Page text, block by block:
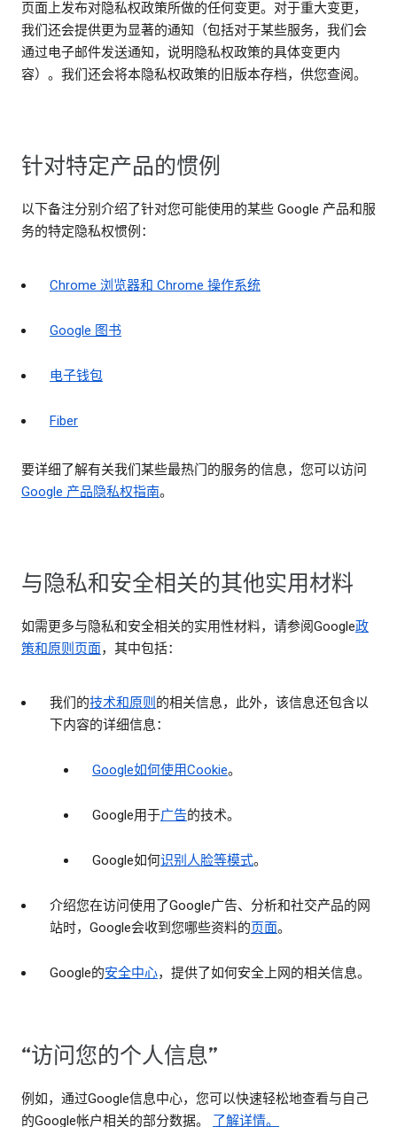
页面上发布对隐私权政策所做的任何变更。对于重大变更，
我们还会提供更为显著的通知（包括对于某些服务，我们会
通过电子邮件发送通知，说明隐私权政策的具体变更内
容）。我们还会将本隐私权政策的旧版本存档，供您查阅。
针对特定产品的惯例
以下备注分别介绍了针对您可能使用的某些 Google 产品和服
务的特定隐私权惯例：
Chrome 浏览器和 Chrome 操作系统
Google 图书
电子钱包
Fiber
要详细了解有关我们某些最热门的服务的信息，您可以访问
Google 产品隐私权指南。
与隐私和安全相关的其他实用材料
如需更多与隐私和安全相关的实用性材料，请参阅Google政
策和原则页面，其中包括：
我们的技术和原则 的相关信息，此外，该信息还包含以
下内容的详细信息：
Google如何使用Cookie。
Google用于广告的技术。
Google如何识别人脸等模式。
介绍您在访问使用了Google广告、分析和社交产品的网
站时，Google会收到您哪些资料的页面。
Google的安全中心，提供了如何安全上网的相关信息。
“访问您的个人信息”
例如，通过Google信息中心，您可以快速轻松地查看与自己
的Google帐户相关的部分数据。 了解详情。